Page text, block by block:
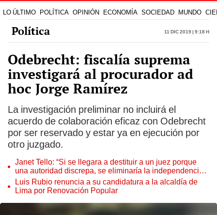
LO ÚLTIMO POLÍTICA OPINIÓN ECONOMÍA SOCIEDAD MUNDO
Política 11 Dic 2019 | 9:18 h
Odebrecht: fiscalía suprema
investigará al procurador ad
hoc Jorge Ramírez
La investigación preliminar no incluirá el
acuerdo de colaboración eficaz con Odebrecht
por ser reservado y estar ya en ejecución por
otro juzgado.
Janet Tello: “Si se llegara a destituir a un juez porque
una autoridad discrepa, se eliminaría la independencia
judicial”
Luis Rubio renuncia a su candidatura a la alcaldía de
Lima por Renovación Popular